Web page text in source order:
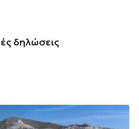
δηλώσεις